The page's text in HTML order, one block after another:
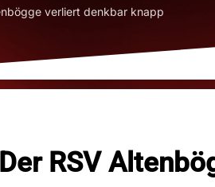
verliert denkbar knapp
Der RSV